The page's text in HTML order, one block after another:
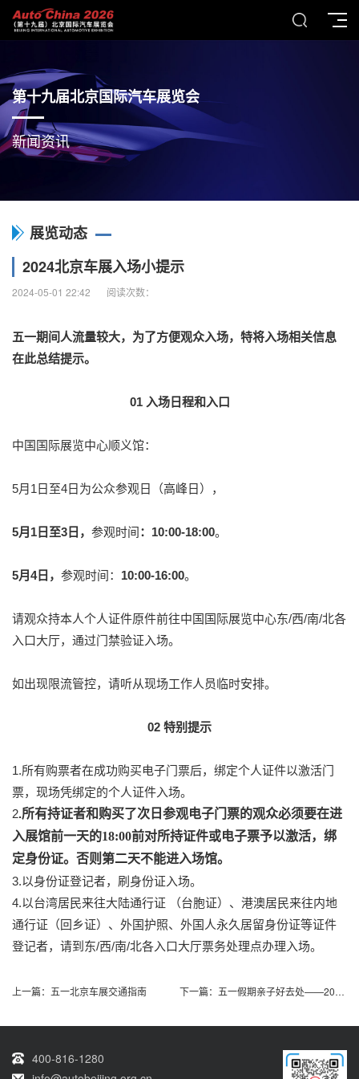
第十九届北京国际汽车展览会
新闻资讯
展览动态
2024北京车展入场小提示
2024-05-01 22:42 阅读次数：
五一期间人流量较大，为了方便观众入场，特将入场相关信息
在此总结提示。
01 入场日程和入口
中国国际展览中心顺义馆：
5月1日至4日为公众参观日（高峰日），
5月1日至3日， 参观时间 ：10:00-18:00。
5月4日， 参观时间： 10:00-16:00。
请观众持本人个人证件原件前往中国国际展览中心东/西/南/北各
入口大厅，通过门禁验证入场。
如出现限流管控，请听从现场工作人员临时安排。
02 特别提示
1.所有购票者在成功购买电子门票后，绑定个人证件以激活门
票，现场凭绑定的个人证件入场。
2.所有持证者和购买了次日参观电子门票的观众必须要在进
入展馆前一天的18:00前对所持证件或电子票予以激活，绑
定身份证。否则第二天不能进入场馆。
3.以身份证登记者，刷身份证入场。
4.以台湾居民来往大陆通行证 （台胞证）、港澳居民来往内地
通行证（回乡证）、外国护照、外国人永久居留身份证等证件
登记者，请到 东/西/南/北各入口大厅票务处理点办理入场。
上一篇： 五一北京车展交通指南 下一篇： 五一假期亲子好去处——2024北京车展
400-816-1280